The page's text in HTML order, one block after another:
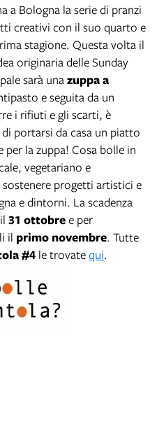
a Bologna la serie di pranzi
creativi con il suo quarto e
stagione. Questa volta il
originaria delleSunday
sarà unazuppa a
e seguita da un
i rifiuti e gli scarti, è
portarsi da casa un piatto
la zuppa! Cosa bolle in
vegetariano e
progetti artistici e
e dintorni. La scadenza
31 ottobree per
il primo novembre. Tutte
#4 le trovatequi.